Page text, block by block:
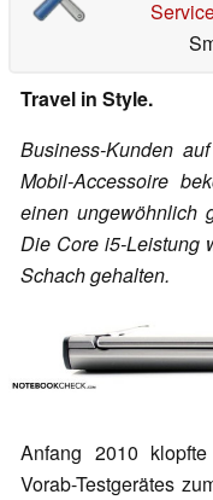
Travel in Style.
Business-Kunden
Mobil-Accessoire
einen ungewöhnlich
Die Core i5-Leistung
Schach gehalten.
Anfang 2010
Vorab-Testgerätes